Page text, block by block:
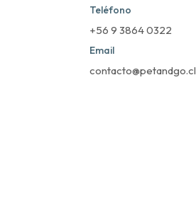
Teléfono
+56 9 3864 0322
Email
contacto@petandgo.cl